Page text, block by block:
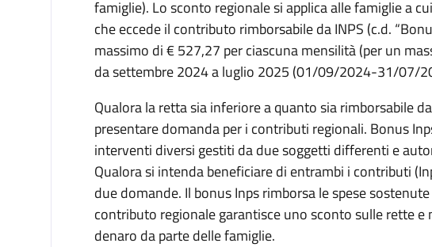
famiglie). Lo sconto regionale si applica alle famiglie a
che eccede il contributo rimborsabile da INPS (c.d.
massimo di € 527,27 per ciascuna mensilità (per un
da settembre 2024 a luglio 2025 (01/09/2024-31/07/
Qualora la retta sia inferiore a quanto sia rimborsabile
presentare domanda per i contributi regionali. Bonus
interventi diversi gestiti da due soggetti differenti e
Qualora si intenda beneficiare di entrambi i contributi
due domande. Il bonus Inps rimborsa le spese
contributo regionale garantisce uno sconto sulle rette e
denaro da parte delle famiglie.